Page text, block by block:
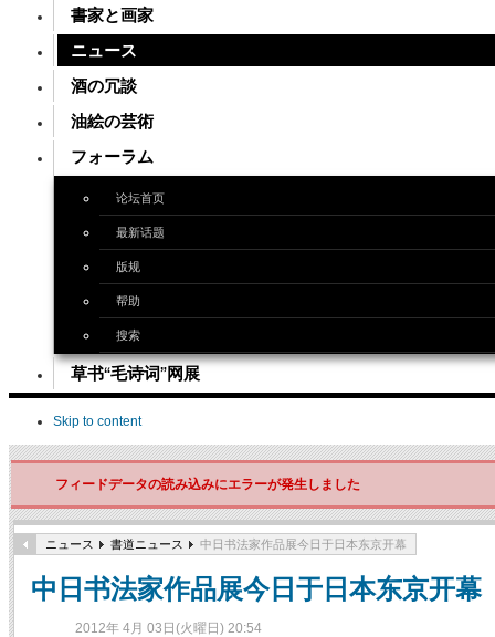
書家と画家
ニュース
酒の冗談
油絵の芸術
フォーラム
论坛首页
最新话题
版规
帮助
搜索
草书“毛诗词”网展
Skip to content
フィードデータの読み込みにエラーが発生しました
ニュース 書道ニュース 中日书法家作品展今日于日本东京开幕
中日书法家作品展今日于日本东京开幕
2012年 4月 03日(火曜日) 20:54